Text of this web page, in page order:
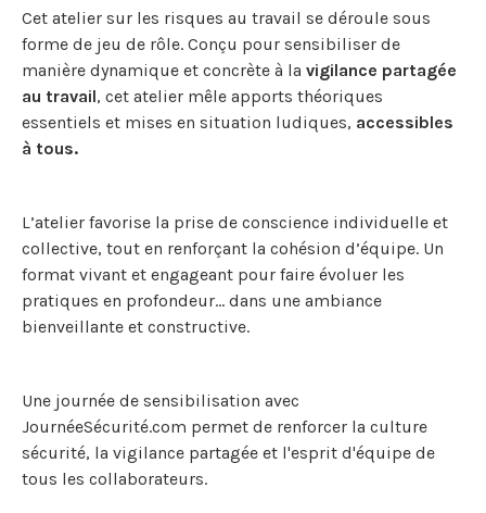
Cet atelier sur les risques au travail se déroule sous
forme de jeu de rôle. Conçu pour sensibiliser de
manière dynamique et concrète à la vigilance partagée
au travail, cet atelier mêle apports théoriques
essentiels et mises en situation ludiques, accessibles
à tous.
L’atelier favorise la prise de conscience individuelle et
collective, tout en renforçant la cohésion d’équipe. Un
format vivant et engageant pour faire évoluer les
pratiques en profondeur… dans une ambiance
bienveillante et constructive.
Une journée de sensibilisation avec
JournéeSécurité.com permet de renforcer la culture
sécurité, la vigilance partagée et l'esprit d'équipe de
tous les collaborateurs.